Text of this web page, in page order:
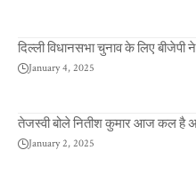
दिल्ली विधानसभा चुनाव के लिए बीजेपी
January 4, 2025
तेजस्वी बोले नितीश कुमार आज कल है
January 2, 2025